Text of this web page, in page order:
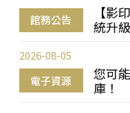
館務公告
【影
統升
電子資源
您可
庫！
2026-08-05